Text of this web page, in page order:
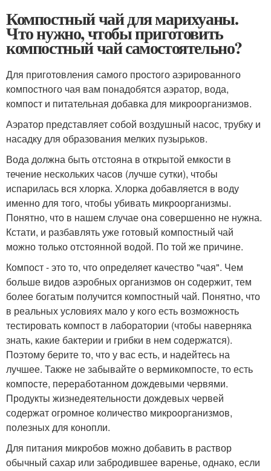
Компостный чай для марихуаны.
Что нужно, чтобы приготовить
компостный чай самостоятельно?
Для приготовления самого простого аэрированного
компостного чая вам понадобятся аэратор, вода,
компост и питательная добавка для микроорганизмов.
Аэратор представляет собой воздушный насос, трубку и
насадку для образования мелких пузырьков.
Вода должна быть отстояна в открытой емкости в
течение нескольких часов (лучше сутки), чтобы
испарилась вся хлорка. Хлорка добавляется в воду
именно для того, чтобы убивать микроорганизмы.
Понятно, что в нашем случае она совершенно не нужна.
Кстати, и разбавлять уже готовый компостный чай
можно только отстоянной водой. По той же причине.
Компост - это то, что определяет качество "чая". Чем
больше видов аэробных организмов он содержит, тем
более богатым получится компостный чай. Понятно, что
в реальных условиях мало у кого есть возможность
тестировать компост в лаборатории (чтобы наверняка
знать, какие бактерии и грибки в нем содержатся).
Поэтому берите то, что у вас есть, и надейтесь на
лучшее. Также не забывайте о вермикомпосте, то есть
компосте, переработанном дождевыми червями.
Продукты жизнедеятельности дождевых червей
содержат огромное количество микроорганизмов,
полезных для конопли.
Для питания микробов можно добавить в раствор
обычный сахар или забродившее варенье, однако, если